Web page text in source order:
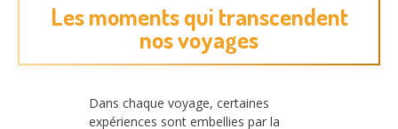
Les moments qui transcendent
nos voyages
Dans chaque voyage, certaines
expériences sont embellies par la